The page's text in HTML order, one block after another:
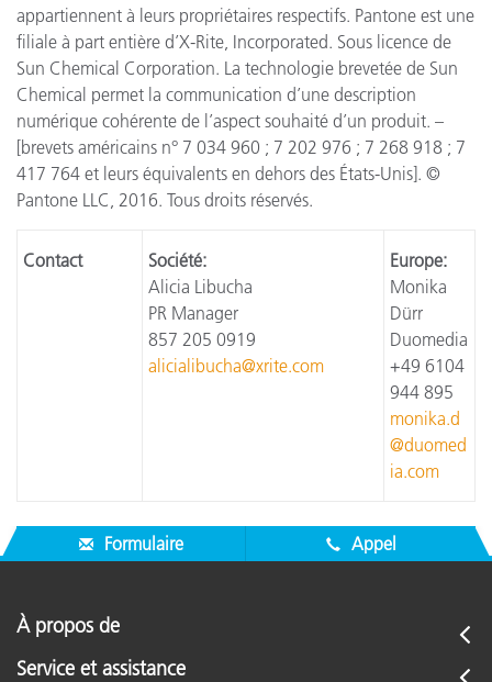
appartiennent à leurs propriétaires respectifs. Pantone est une
filiale à part entière d’X-Rite, Incorporated. Sous licence de
Sun Chemical Corporation. La technologie brevetée de Sun
Chemical permet la communication d’une description
numérique cohérente de l’aspect souhaité d’un produit. –
[brevets américains n° 7 034 960 ; 7 202 976 ; 7 268 918 ; 7
417 764 et leurs équivalents en dehors des États-Unis]. ©
Pantone LLC, 2016. Tous droits réservés.
Contact
Société:
Alicia Libucha
PR Manager
857 205 0919
alicialibucha@xrite.com
Europe:
Monika
Dürr
Duomedia
+49 6104
944 895
monika.d
@duomed
ia.com
Formulaire Appel
À propos de
Service et assistance